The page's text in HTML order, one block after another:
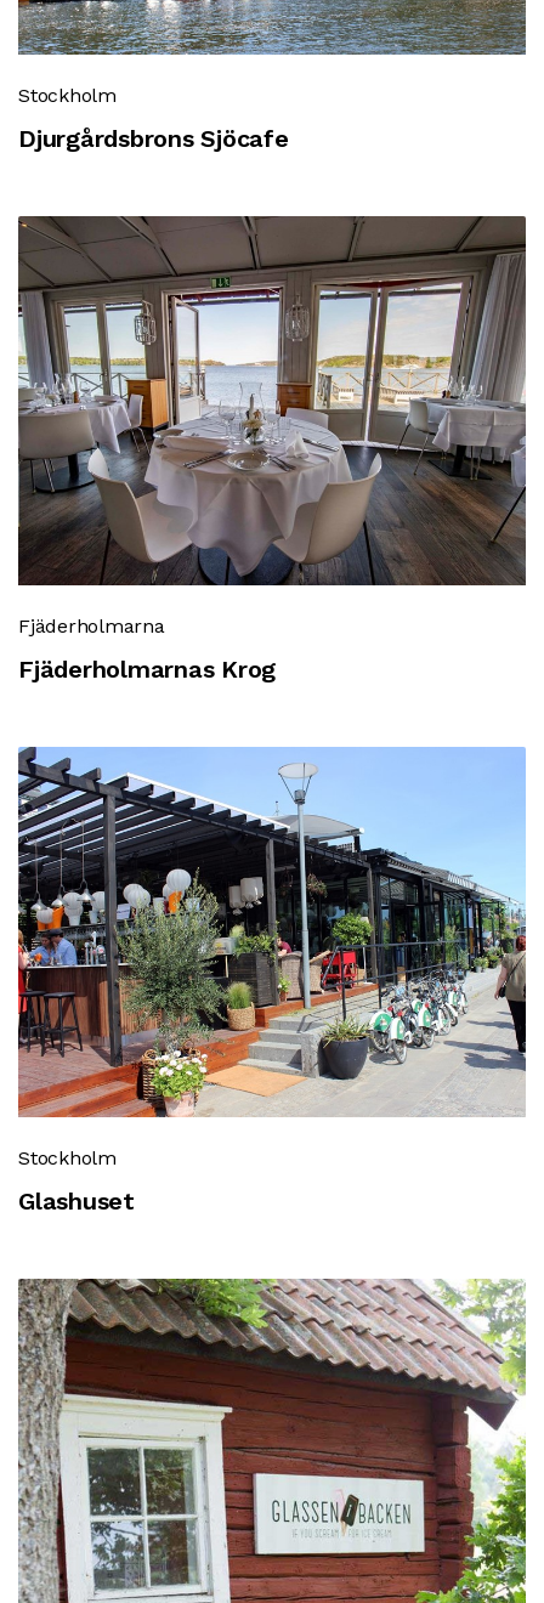
Stockholm
Djurgårdsbrons Sjöcafe
Fjäderholmarna
Fjäderholmarnas Krog
Stockholm
Glashuset